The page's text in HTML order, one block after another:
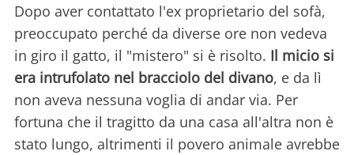
Dopo aver contattato l'ex proprietario del sofà,
preoccupato perché da diverse ore non vedeva
in giro il gatto, il "mistero" si è risolto. Il micio si
era intrufolato nel bracciolo del divano, e da lì
non aveva nessuna voglia di andar via. Per
fortuna che il tragitto da una casa all'altra non è
stato lungo, altrimenti il povero animale avrebbe